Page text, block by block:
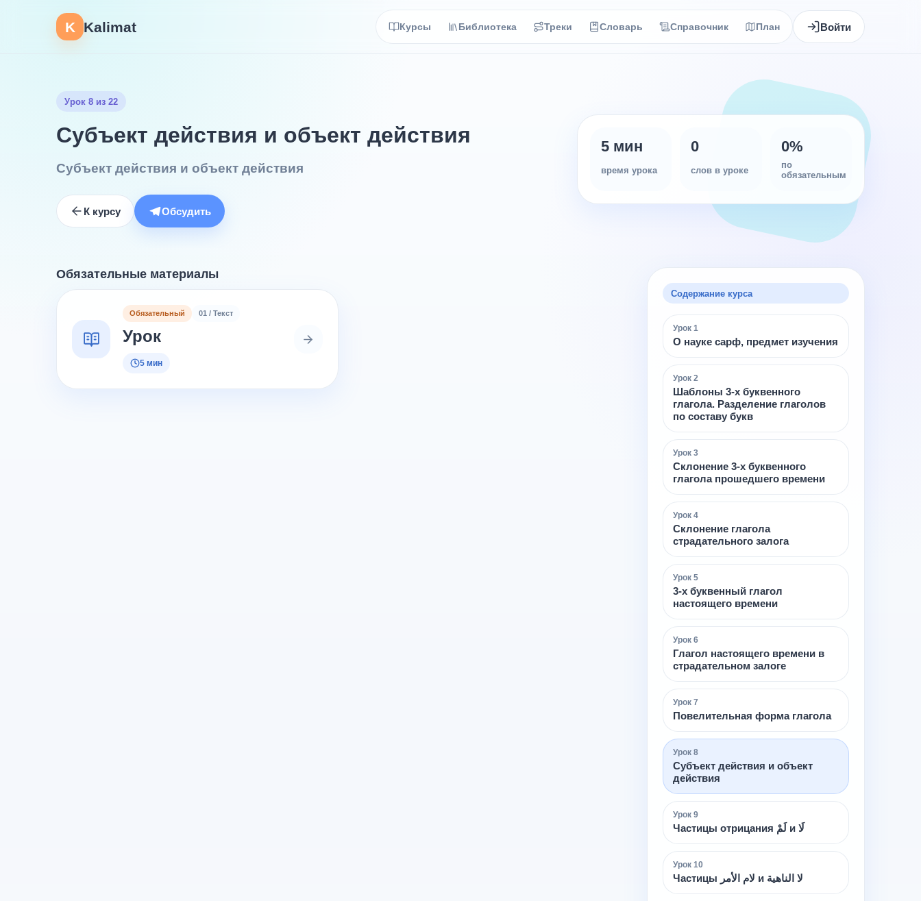
K Kalimat Курсы Библиотека Треки Словарь Справочник План Войти
Урок 8 из 22
Субъект действия и объект действия
Субъект действия и объект действия
К курсу Обсудить
5 мин
время урока
0
слов в уроке
0%
по
обязательным
Обязательные материалы
Обязательный 01 / Текст
Урок
5 мин
Содержание курса
Урок 1
О науке сарф, предмет изучения
Урок 2
Шаблоны 3-х буквенного
глагола. Разделение глаголов
по составу букв
Урок 3
Склонение 3-х буквенного
глагола прошедшего времени
Урок 4
Склонение глагола
страдательного залога
Урок 5
3-х буквенный глагол
настоящего времени
Урок 6
Глагол настоящего времени в
страдательном залоге
Урок 7
Повелительная форма глагола
Урок 8
Субъект действия и объект
действия
Урок 9
Частицы отрицания لَمْ и لَا
Урок 10
Частицы لام الأمر и لا الناهية